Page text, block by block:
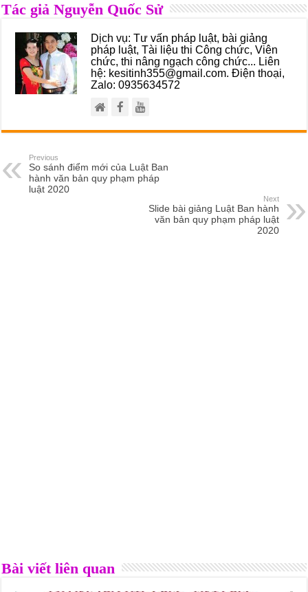
Tác giả Nguyễn Quốc Sử
Dịch vụ: Tư vấn pháp luật, bài giảng
pháp luật, Tài liệu thi Công chức, Viên
chức, thi nâng ngạch công chức... Liên
hệ: kesitinh355@gmail.com. Điện thoại,
Zalo: 0935634572
Previous
So sánh điểm mới của Luật Ban
hành văn bản quy phạm pháp
luật 2020
Next
Slide bài giảng Luật Ban hành
văn bản quy phạm pháp luật
2020
Bài viết liên quan